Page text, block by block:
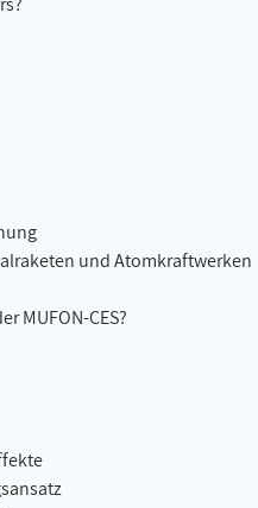
und Atomkraftwerken
MUFON-CES?